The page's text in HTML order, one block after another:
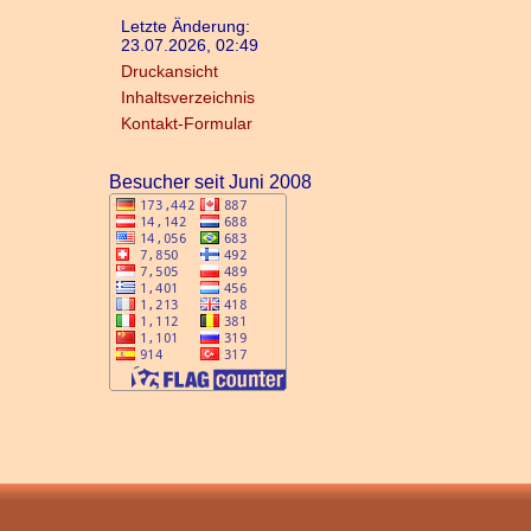
Letzte Änderung:
23.07.2026, 02:49
Druckansicht
Inhaltsverzeichnis
Kontakt-Formular
Besucher seit Juni 2008